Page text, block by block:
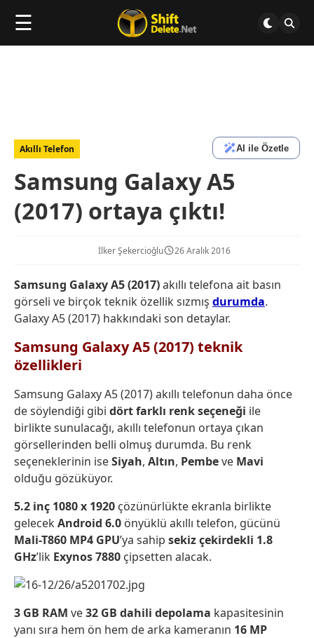
☰
Akıllı Telefon AI ile Özetle
Samsung Galaxy A5
(2017) ortaya çıktı!
İlker Şekercioğlu 26 Aralık 2016
Samsung Galaxy A5 (2017)akıllı telefona ait basın
görseli ve birçok teknik özellik sızmış durumda.
Galaxy A5 (2017) hakkındaki son detaylar.
Samsung Galaxy A5 (2017) teknik
özellikleri
Samsung Galaxy A5 (2017) akıllı telefonun daha önce
de söylendiği gibi dört farklı renk seçeneği ile
birlikte sunulacağı, akıllı telefonun ortaya çıkan
görsellerinden belli olmuş durumda. Bu renk
seçeneklerinin iseSiyah, Altın, Pembeve Mavi
olduğu gözüküyor.
5.2 inç 1080 x 1920 çözünürlükte ekranla birlikte
gelecekAndroid 6.0 önyüklü akıllı telefon, gücünü
Mali-T860 MP4 GPU’ya sahip sekiz çekirdekli 1.8
GHz’lik Exynos 7880 çipsetten alacak.
3 GB RAM ve32 GB dahili depolama kapasitesinin
yanı sıra hem ön hem de arka kameranın 16 MP